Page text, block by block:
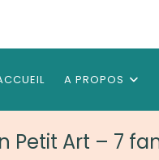
A PROPOS
Petit Art – 7